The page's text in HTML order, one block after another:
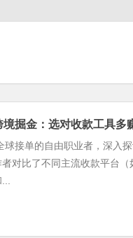
境掘金：选对收款工具多
球接单的自由职业者，深入
对比了不同主流收款平台